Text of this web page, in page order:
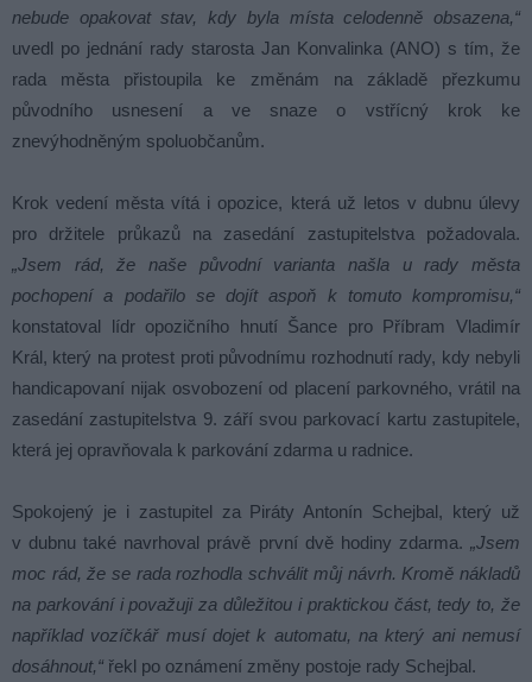
nebude opakovat stav, kdy byla místa celodenně obsazena,“
uvedl po jednání rady starosta Jan Konvalinka (ANO) s tím, že
rada města přistoupila ke změnám na základě přezkumu
původního usnesení a ve snaze o vstřícný krok ke
znevýhodněným spoluobčanům.
Krok vedení města vítá i opozice, která už letos v dubnu úlevy
pro držitele průkazů na zasedání zastupitelstva požadovala.
„Jsem rád, že naše původní varianta našla u rady města
pochopení a podařilo se dojít aspoň k tomuto kompromisu,“
konstatoval lídr opozičního hnutí Šance pro Příbram Vladimír
Král, který na protest proti původnímu rozhodnutí rady, kdy nebyli
handicapovaní nijak osvobození od placení parkovného, vrátil na
zasedání zastupitelstva 9. září svou parkovací kartu zastupitele,
která jej opravňovala k parkování zdarma u radnice.
Spokojený je i zastupitel za Piráty Antonín Schejbal, který už
v dubnu také navrhoval právě první dvě hodiny zdarma. „Jsem
moc rád, že se rada rozhodla schválit můj návrh. Kromě nákladů
na parkování i považuji za důležitou i praktickou část, tedy to, že
například vozíčkář musí dojet k automatu, na který ani nemusí
dosáhnout,“ řekl po oznámení změny postoje rady Schejbal.